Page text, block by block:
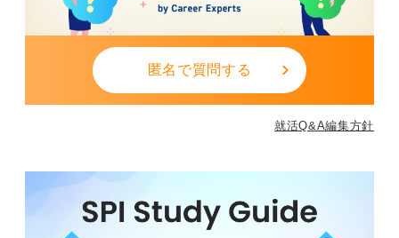
匿名で質問する
就活Q&A編集方針